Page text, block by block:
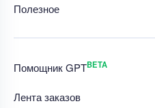
Полезное
Помощник GPTBETA
Лента заказов